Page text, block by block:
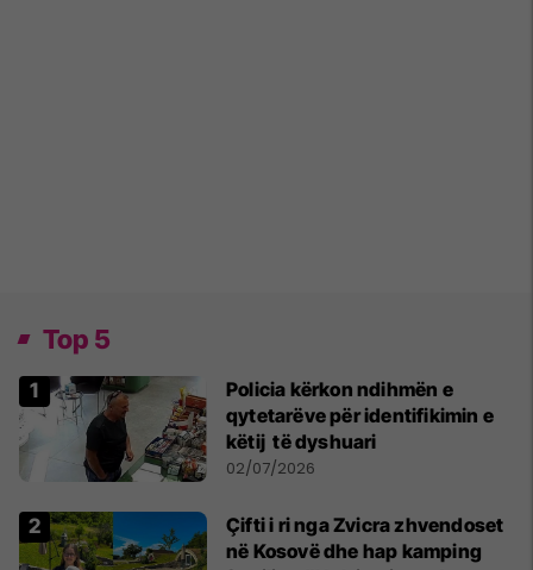
Top 5
Policia kërkon ndihmën e
qytetarëve për identifikimin e
këtij të dyshuari
02/07/2026
Çifti i ri nga Zvicra zhvendoset
në Kosovë dhe hap kamping